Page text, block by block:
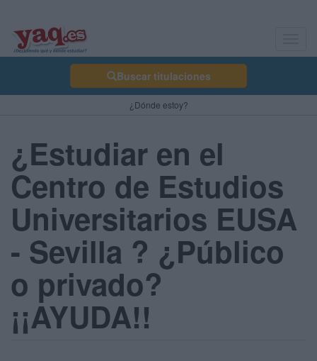
Buscar titulaciones
¿Dónde estoy?
¿Estudiar en el
Centro de Estudios
Universitarios EUSA
- Sevilla ? ¿Público
o privado?
¡¡AYUDA!!